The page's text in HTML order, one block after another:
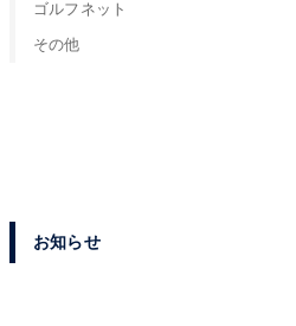
ゴルフネット
その他
お知らせ